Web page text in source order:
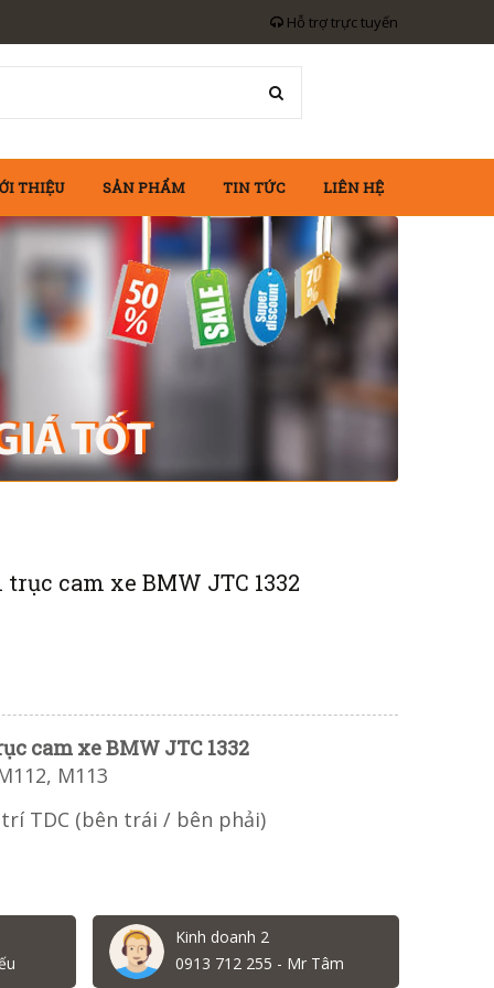
Hỗ trợ trực tuyến
THIỆU SẢN PHẨM TIN TỨC LIÊN HỆ
cam xe BMW JTC 1332
cam xe BMW JTC 1332
M113
TDC (bên trái / bên phải)
Kinh doanh 2
0913 712 255 - Mr Tâm